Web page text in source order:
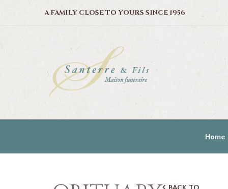
A FAMILY CLOSE TO YOURS SINCE 1956
Home